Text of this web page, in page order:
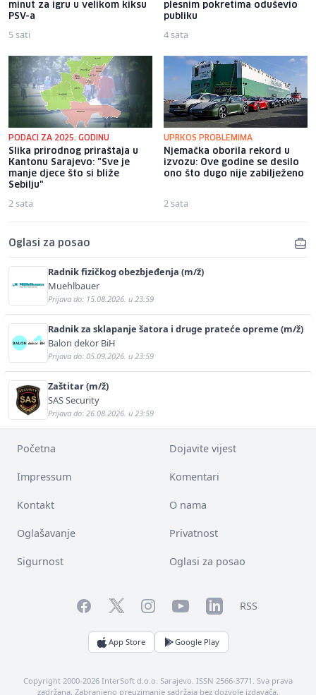
minut za igru u velikom kiksu
PSV-a
5 sati
plesnim pokretima oduševio
publiku
4 sata
PODACI ZA 2025. GODINU
Slika prirodnog priraštaja u
Kantonu Sarajevo: "Sve je
manje djece što si bliže
Sebilju"
2 sata
UPRKOS PROBLEMIMA
Njemačka oborila rekord u
izvozu: Ove godine se desilo
ono što dugo nije zabilježeno
2 sata
Oglasi za posao
Radnik fizičkog obezbjeđenja (m/ž)
Muehlbauer
Prijava do: 15.08.2026. u 23:59
Radnik za sklapanje šatora i druge prateće opreme (m/ž)
Balon dekor BiH
Prijava do: 05.09.2026. u 23:59
Zaštitar (m/ž)
SAS Security
Prijava do: 26.08.2026. u 23:59
Početna Dojavite vijest
Impressum Komentari
Kontakt O nama
Oglašavanje Privatnost
Sigurnost Oglasi za posao
FacebookTwitterInstagramYouTubeLinkedInRSS
App Store Google Play
Copyright 2000-2026 InterSoft d.o.o. Sarajevo. ISSN 2566-3771. Sva prava
zadržana. Zabranjeno preuzimanje sadržaja bez dozvole izdavača.